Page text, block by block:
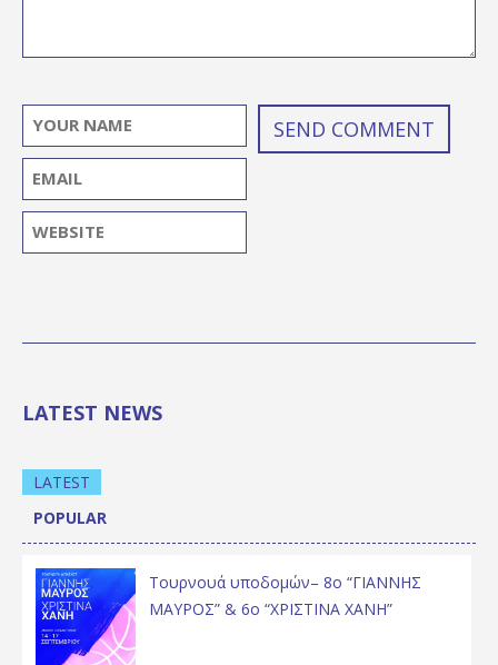
LATEST NEWS
LATEST
POPULAR
Τουρνουά υποδομών– 8ο “ΓΙΑΝΝΗΣ
ΜΑΥΡΟΣ” & 6ο “ΧΡΙΣΤΙΝΑ ΧΑΝΗ”